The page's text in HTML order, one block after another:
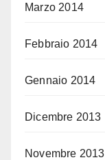
Marzo 2014
Febbraio 2014
Gennaio 2014
Dicembre 2013
Novembre 2013